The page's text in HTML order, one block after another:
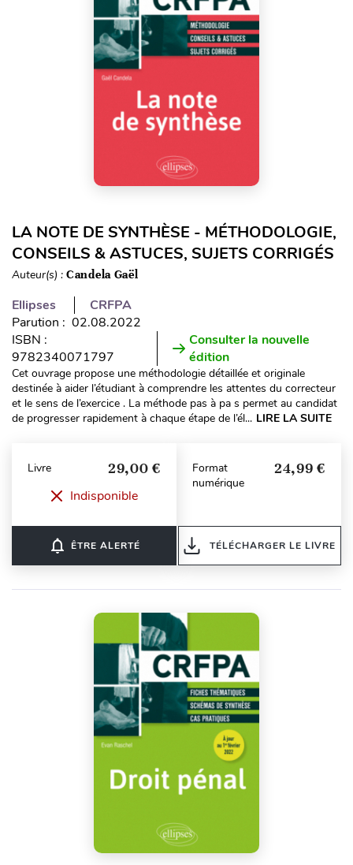
LA NOTE DE SYNTHÈSE - MÉTHODOLOGIE,
CONSEILS & ASTUCES, SUJETS CORRIGÉS
Auteur(s) : Candela Gaël
Ellipses
CRFPA
Parution : 02.08.2022
ISBN :
9782340071797
Consulter la nouvelle
édition
Cet ouvrage propose une méthodologie détaillée et originale
destinée à aider l’étudiant à comprendre les attentes du correcteur
et le sens de l’exercice . La méthode pas à pa s permet au candidat
de progresser rapidement à chaque étape de l’él... LIRE LA SUITE
Livre 29,00 €
Indisponible
notifications_none ÊTRE ALERTÉ
Format
numérique
24,99 €
TÉLÉCHARGER LE LIVRE